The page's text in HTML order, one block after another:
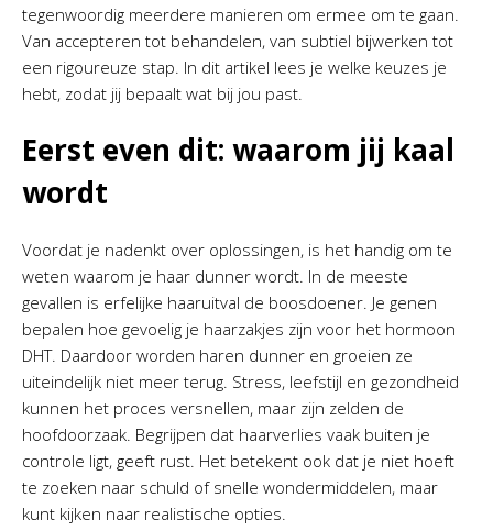
tegenwoordig meerdere manieren om ermee om te gaan.
Van accepteren tot behandelen, van subtiel bijwerken tot
een rigoureuze stap. In dit artikel lees je welke keuzes je
hebt, zodat jij bepaalt wat bij jou past.
Eerst even dit: waarom jij kaal
wordt
Voordat je nadenkt over oplossingen, is het handig om te
weten waarom je haar dunner wordt. In de meeste
gevallen is erfelijke haaruitval de boosdoener. Je genen
bepalen hoe gevoelig je haarzakjes zijn voor het hormoon
DHT. Daardoor worden haren dunner en groeien ze
uiteindelijk niet meer terug. Stress, leefstijl en gezondheid
kunnen het proces versnellen, maar zijn zelden de
hoofdoorzaak. Begrijpen dat haarverlies vaak buiten je
controle ligt, geeft rust. Het betekent ook dat je niet hoeft
te zoeken naar schuld of snelle wondermiddelen, maar
kunt kijken naar realistische opties.